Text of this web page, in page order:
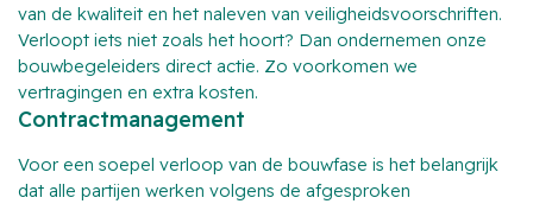
van de kwaliteit en het naleven van veiligheidsvoorschriften.
Verloopt iets niet zoals het hoort? Dan ondernemen onze
bouwbegeleiders direct actie. Zo voorkomen we
vertragingen en extra kosten.
Contractmanagement
Voor een soepel verloop van de bouwfase is het belangrijk
dat alle partijen werken volgens de afgesproken